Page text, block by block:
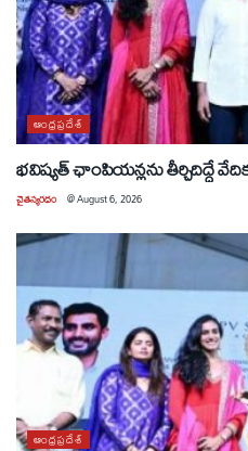
ఆంధ్రప్రదేశ్
భవిష్యత్ ఛాంపియన్లను తీర్చిదిద్దే
చైతన్యరధం @August 6, 2026
ఆంధ్రప్రదేశ్